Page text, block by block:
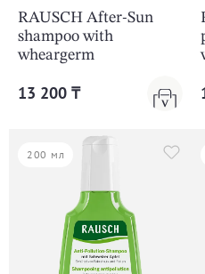
RAUSCH After-Sun
shampoo with
wheargerm
13 200 ₸
200 мл